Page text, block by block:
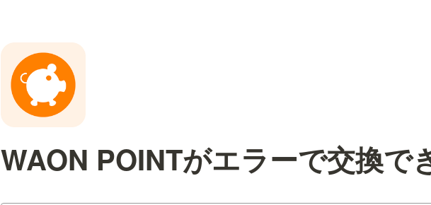
WAON POINTがエラーで交換で